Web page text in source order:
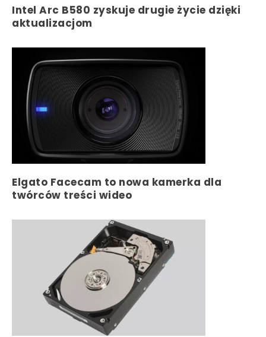
Intel Arc B580 zyskuje drugie życie dzięki
aktualizacjom
Elgato Facecam to nowa kamerka dla
twórców treści wideo